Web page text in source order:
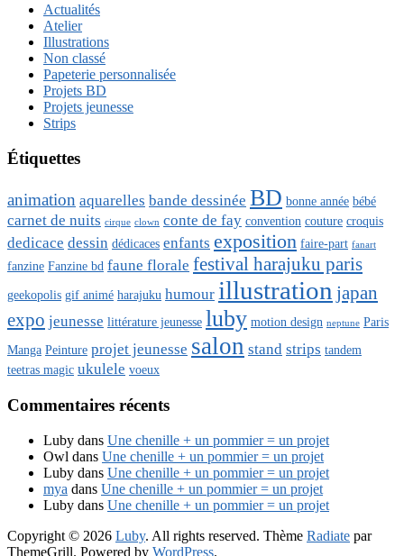
Actualités
Atelier
Illustrations
Non classé
Papeterie personnalisée
Projets BD
Projets jeunesse
Strips
Étiquettes
animation aquarelles bande dessinée BD bonne année bébé
carnet de nuits cirque clown conte de fay convention couture croquis
dedicace dessin dédicaces enfants exposition faire-part fanart
fanzine Fanzine bd faune florale festival harajuku paris
geekopolis gif animé harajuku humour illustration japan
expo jeunesse littérature jeunesse luby motion design neptune Paris
Manga Peinture projet jeunesse salon stand strips tandem
teetras magic ukulele voeux
Commentaires récents
Luby dans Une chenille + un pommier = un projet
Owl dans Une chenille + un pommier = un projet
Luby dans Une chenille + un pommier = un projet
mya dans Une chenille + un pommier = un projet
Luby dans Une chenille + un pommier = un projet
Copyright © 2026 Luby. All rights reserved. Thème Radiate par
ThemeGrill. Powered by WordPress.